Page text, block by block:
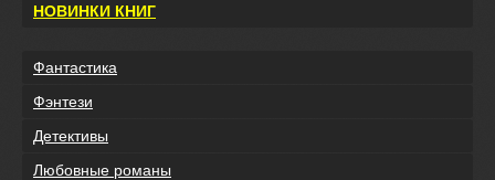
НОВИНКИ КНИГ
Фантастика
Фэнтези
Детективы
Любовные романы